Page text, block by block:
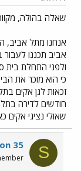
ש
א
ר
שאלה בהולה,
אנחנו מתל אביב,
אביב תכננו
ולפני התחלת בית
כי הוא מוכר את
זכאות לגן אקים
חודשים לדירה
שאולי נציגי אקים
S
35